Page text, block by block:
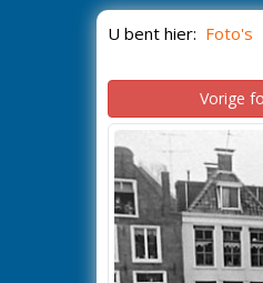
U bent hier: Foto's
Vorige